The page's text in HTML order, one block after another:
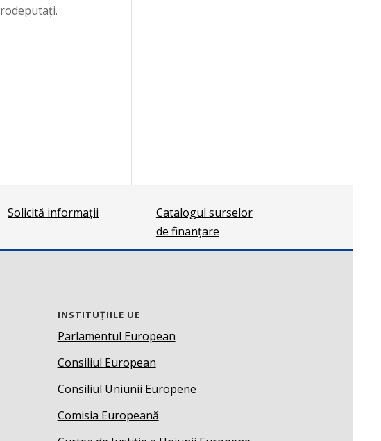
Solicită informații
Catalogul surselor
de finanțare
INSTITUȚIILE UE
Parlamentul European
Consiliul European
Consiliul Uniunii Europene
Comisia Europeană